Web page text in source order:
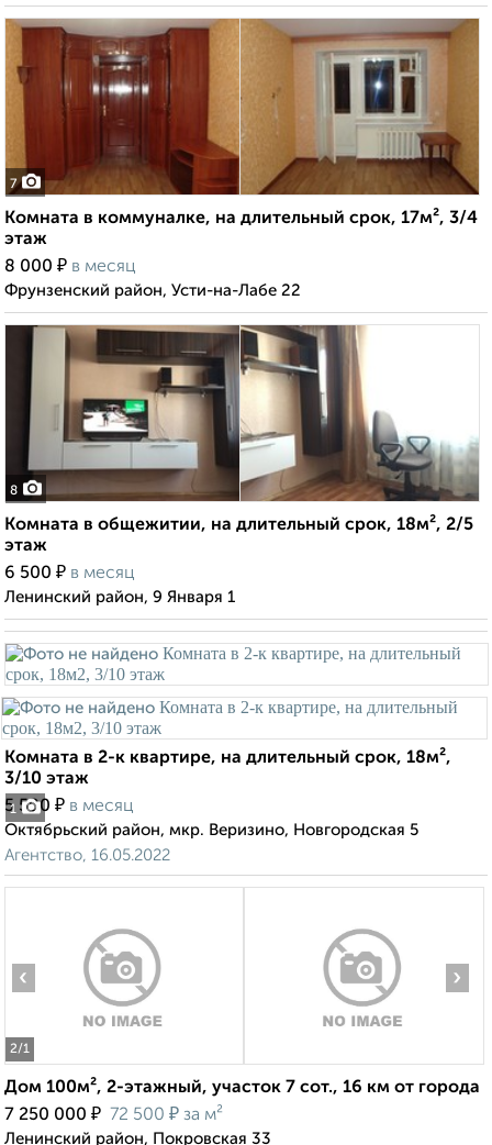
7
Комната в коммуналке, на длительный срок, 17м², 3/4
этаж
8 000 ₽ в месяц
Фрунзенский район, Усти-на-Лабе 22
8
Комната в общежитии, на длительный срок, 18м², 2/5
этаж
6 500 ₽ в месяц
Ленинский район, 9 Января 1
1
Комната в 2-к квартире, на длительный срок, 18м²,
3/10 этаж
5 500 ₽ в месяц
Октябрьский район, мкр. Веризино, Новгородская 5
Агентство, 16.05.2022
2/1
‹ ›
Дом 100м², 2-этажный, участок 7 сот., 16 км от города
7 250 000 ₽ 72 500 ₽ за м²
Ленинский район, Покровская 33